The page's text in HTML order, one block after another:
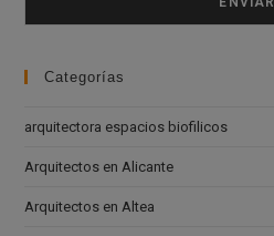
Categorías
arquitectora espacios biofilicos
Arquitectos en Alicante
Arquitectos en Altea